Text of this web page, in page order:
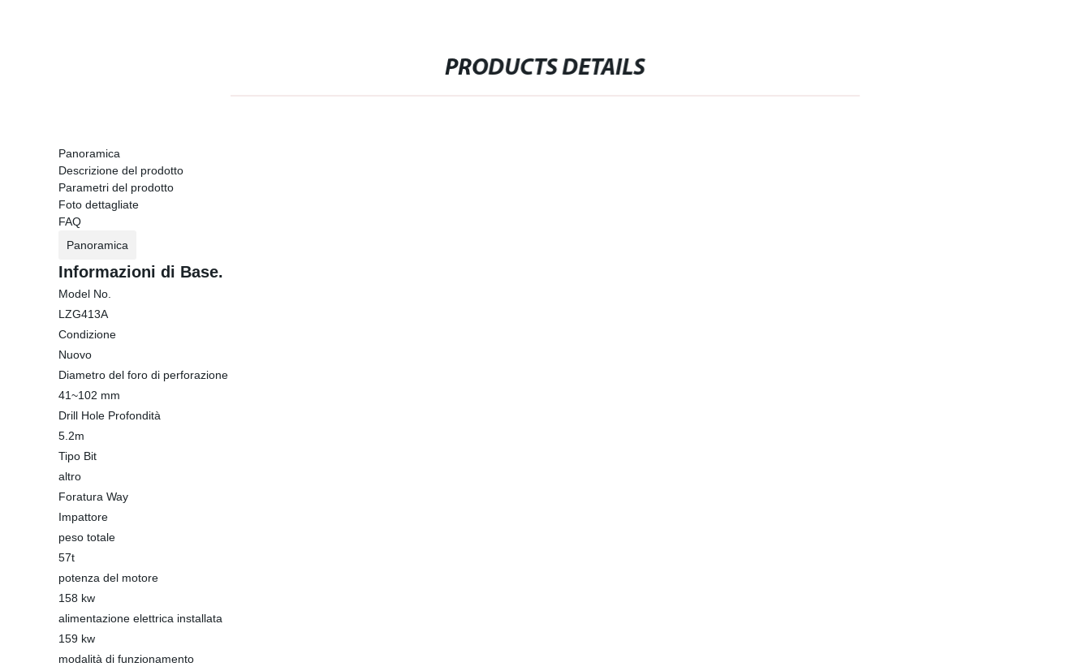
PRODUCTS DETAILS
Panoramica
Descrizione del prodotto
Parametri del prodotto
Foto dettagliate
FAQ
Panoramica
Informazioni di Base.
Model No.
LZG413A
Condizione
Nuovo
Diametro del foro di perforazione
41~102 mm
Drill Hole Profondità
5.2m
Tipo Bit
altro
Foratura Way
Impattore
peso totale
57t
potenza del motore
158 kw
alimentazione elettrica installata
159 kw
modalità di funzionamento